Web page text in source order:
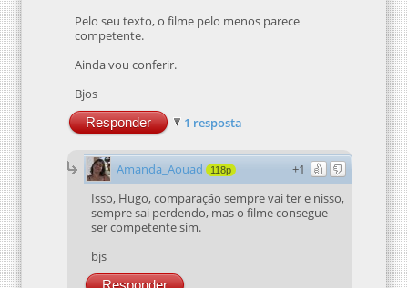
Pelo seu texto, o filme pelo menos parece
competente.
Ainda vou conferir.
Bjos
Responder 1 resposta
+1
Amanda_Aouad 118p
Isso, Hugo, comparação sempre vai ter e nisso,
sempre sai perdendo, mas o filme consegue
ser competente sim.
bjs